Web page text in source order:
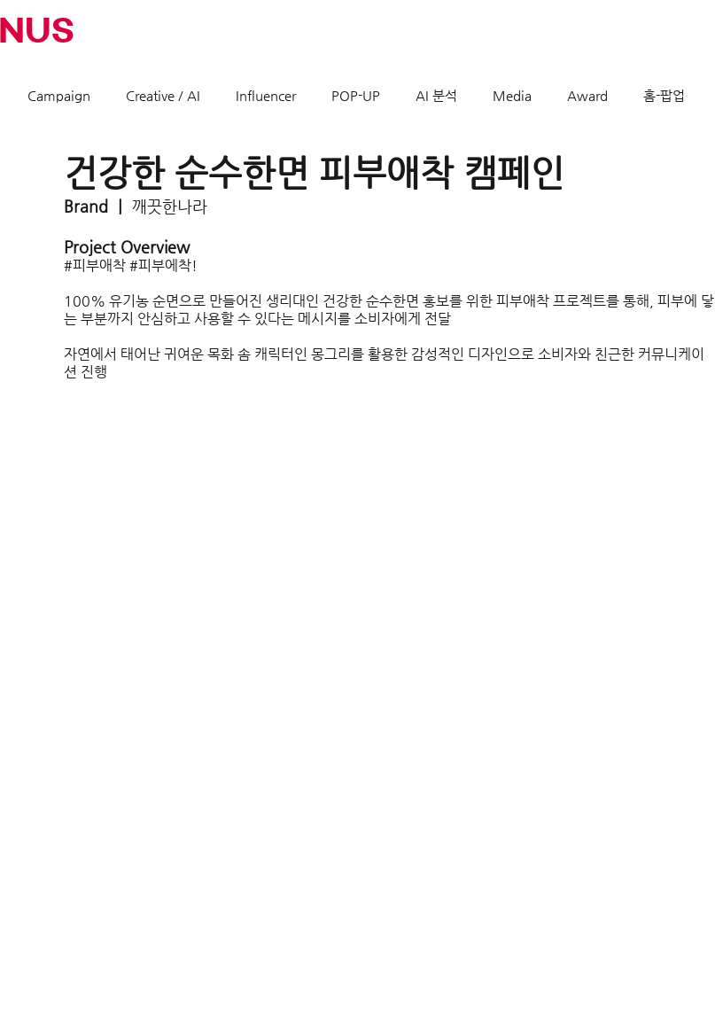
Campaign Creative / AI Influencer POP-UP AI 분석 Media Award 홈-팝업
건강한 순수한면 피부애착 캠페인
Brand ㅣ 깨끗한나라
Project Overview
#피부애착 #피부에착!
100% 유기농 순면으로 만들어진 생리대인 건강한 순수한면 홍보를 위한 피부애착 프로젝트를 통해, 피부에 닿
는 부분까지 안심하고 사용할 수 있다는 메시지를 소비자에게 전달
자연에서 태어난 귀여운 목화 솜 캐릭터인 몽그리를 활용한 감성적인 디자인으로 소비자와 친근한 커뮤니케이
션 진행